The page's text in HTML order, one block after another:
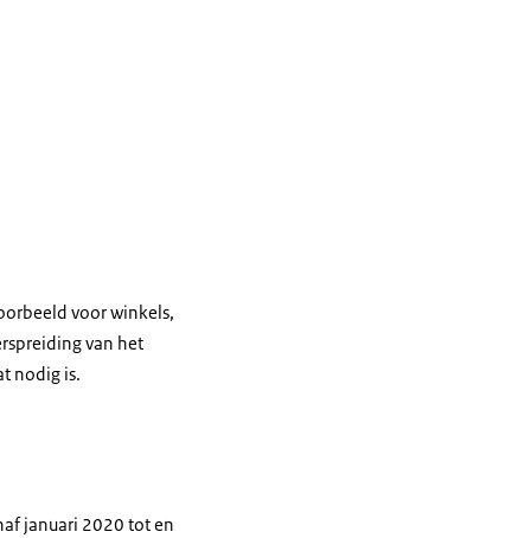
voor winkels,
van het
nodig is.
januari 2020 tot en